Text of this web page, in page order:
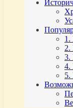
1.
2.
3.
4.
5.